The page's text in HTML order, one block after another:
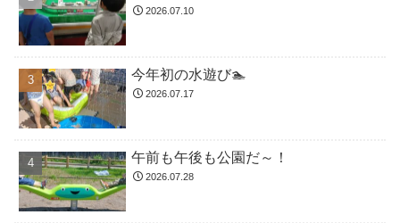
2026.07.10
今年初の水遊び🏊
2026.07.17
午前も午後も公園だ～！
2026.07.28